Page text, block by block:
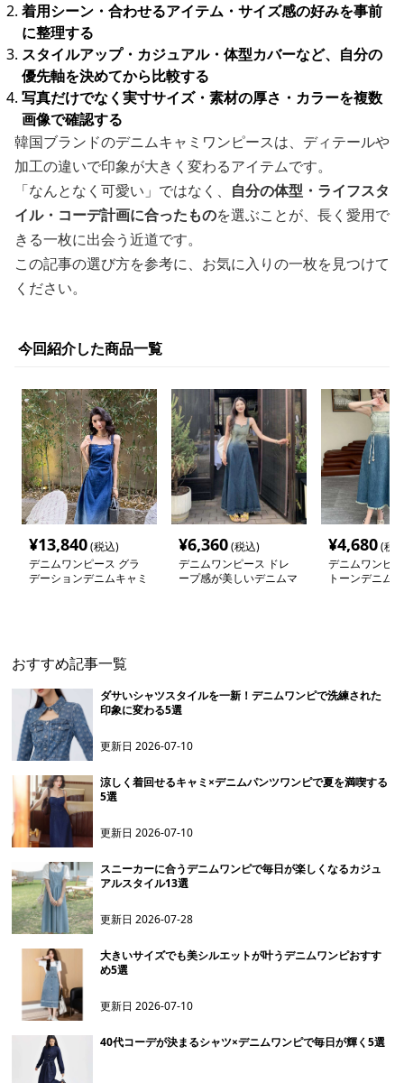
着用シーン・合わせるアイテム・サイズ感の好みを事前
に整理する
スタイルアップ・カジュアル・体型カバーなど、自分の
優先軸を決めてから比較する
写真だけでなく実寸サイズ・素材の厚さ・カラーを複数
画像で確認する
韓国ブランドのデニムキャミワンピースは、ディテールや
加工の違いで印象が大きく変わるアイテムです。
「なんとなく可愛い」ではなく、 自分の体型・ライフスタ
イル・コーデ計画に合ったものを選ぶことが、長く愛用で
きる一枚に出会う近道です。
この記事の選び方を参考に、お気に入りの一枚を見つけて
ください。
今回紹介した商品一覧
¥13,840(税込)
デニムワンピース グラ
デーションデニムキャミ
¥6,360(税込)
デニムワンピース ドレ
ープ感が美しいデニムマ
¥4,680(税
デニムワンピ
トーンデニム
おすすめ記事一覧
ダサいシャツスタイルを一新！デニムワンピで洗練された
印象に変わる5選
更新日2026-07-10
涼しく着回せるキャミ×デニムパンツワンピで夏を満喫する
5選
更新日2026-07-10
スニーカーに合うデニムワンピで毎日が楽しくなるカジュ
アルスタイル13選
更新日2026-07-28
大きいサイズでも美シルエットが叶うデニムワンピおすす
め5選
更新日2026-07-10
40代コーデが決まるシャツ×デニムワンピで毎日が輝く5選